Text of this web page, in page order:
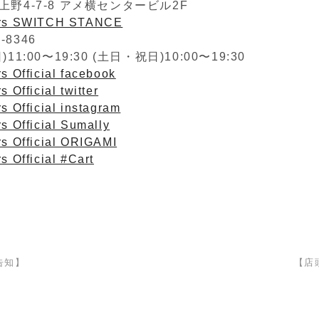
野4-7-8 アメ横センタービル2F
SWITCH STANCE
8346
)11:00〜19:30 (土日・祝日)10:00〜19:30
Official facebook
Official twitter
Official instagram
Official Sumally
Official ORIGAMI
Official #Cart
】 【